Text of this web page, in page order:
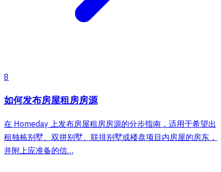
8
如何发布房屋租房房源
在 Homeday 上发布房屋租房房源的分步指南，适用于希望出
租独栋别墅、双拼别墅、联排别墅或楼盘项目内房屋的房东，
并附上应准备的信…